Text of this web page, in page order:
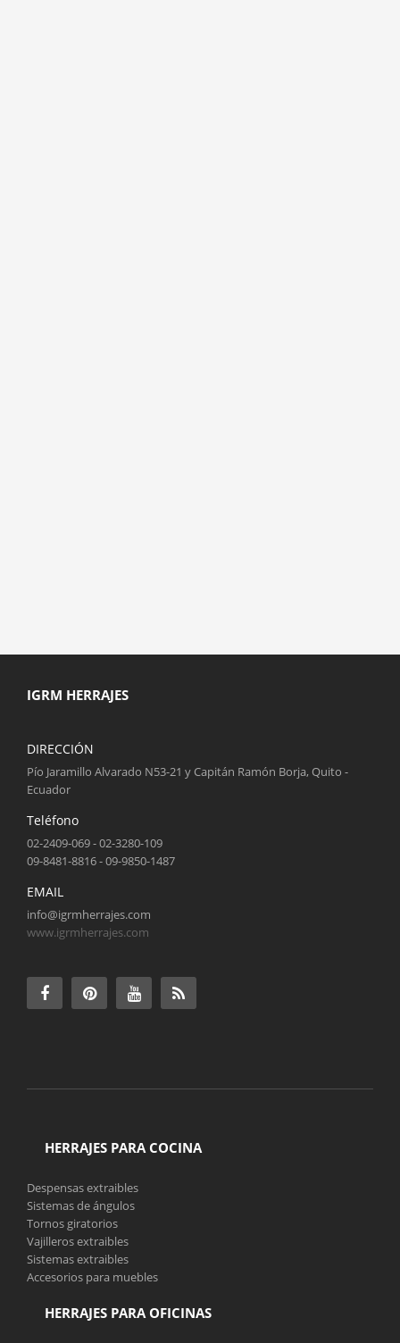
IGRM HERRAJES
DIRECCIÓN
Pío Jaramillo Alvarado N53-21 y Capitán Ramón Borja, Quito -
Ecuador
Teléfono
02-2409-069 - 02-3280-109
09-8481-8816 - 09-9850-1487
EMAIL
info@igrmherrajes.com
www.igrmherrajes.com
HERRAJES PARA COCINA
Despensas extraibles
Sistemas de ángulos
Tornos giratorios
Vajilleros extraibles
Sistemas extraibles
Accesorios para muebles
HERRAJES PARA OFICINAS